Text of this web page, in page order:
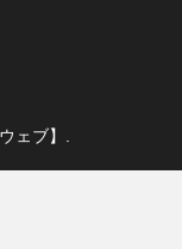
ェブ】.